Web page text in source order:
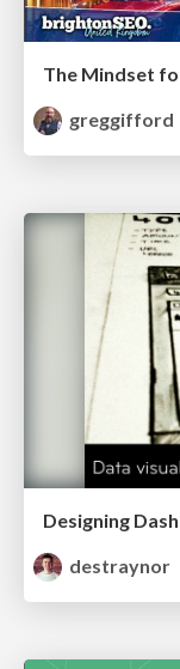
greggifford
destraynor